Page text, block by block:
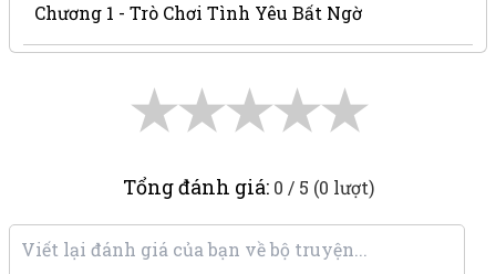
Chương 1 - Trò Chơi Tình Yêu Bất Ngờ
★
★
★
★
★
Tổng đánh giá: 0 / 5 (0 lượt)